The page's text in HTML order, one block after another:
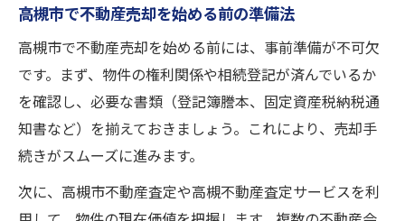
高槻市で不動産売却を始める前の準備法
高槻市で不動産売却を始める前には、事前準備が不可欠
です。まず、物件の権利関係や相続登記が済んでいるか
を確認し、必要な書類（登記簿謄本、固定資産税納税通
知書など）を揃えておきましょう。これにより、売却手
続きがスムーズに進みます。
次に、高槻市不動産査定や高槻不動産査定サービスを利